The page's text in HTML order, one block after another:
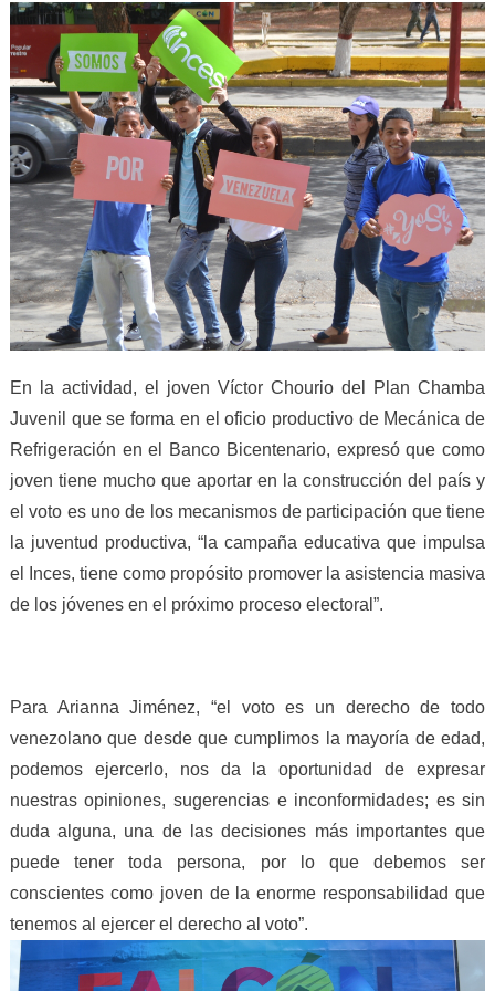
En la actividad, el joven Víctor Chourio del Plan Chamba
Juvenil que se forma en el oficio productivo de Mecánica de
Refrigeración en el Banco Bicentenario, expresó que como
joven tiene mucho que aportar en la construcción del país y
el voto es uno de los mecanismos de participación que tiene
la juventud productiva, “la campaña educativa que impulsa
el Inces, tiene como propósito promover la asistencia masiva
de los jóvenes en el próximo proceso electoral”.
Para Arianna Jiménez, “el voto es un derecho de todo
venezolano que desde que cumplimos la mayoría de edad,
podemos ejercerlo, nos da la oportunidad de expresar
nuestras opiniones, sugerencias e inconformidades; es sin
duda alguna, una de las decisiones más importantes que
puede tener toda persona, por lo que debemos ser
conscientes como joven de la enorme responsabilidad que
tenemos al ejercer el derecho al voto”.